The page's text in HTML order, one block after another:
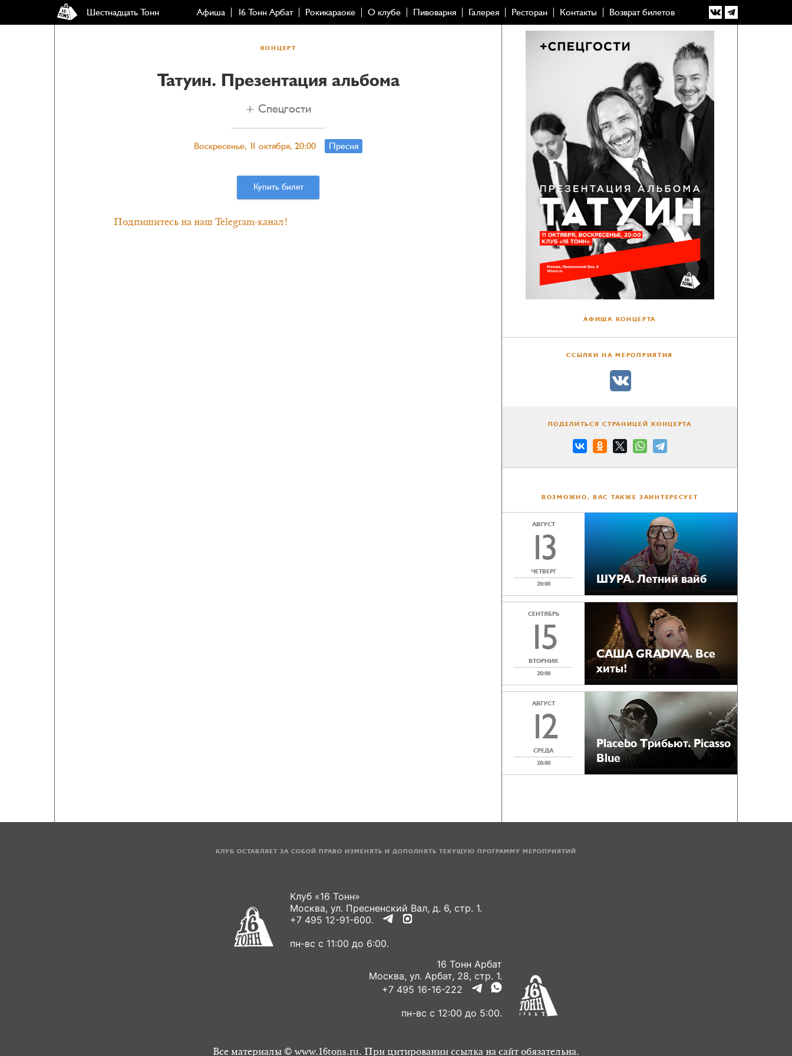
Шестнадцать Тонн Афиша 16 Тонн Арбат Рокикараоке О клубе Пивоварня Галерея Ресторан Контакты Возврат билетов
КОНЦЕРТ
Татуин. Презентация альбома
+ Спецгости
Воскресенье, 11 октября, 20:00 Пресня
Купить билет
Подпишитесь на наш Telegram-канал!
АФИША КОНЦЕРТА
ССЫЛКИ НА МЕРОПРИЯТИЯ
ПОДЕЛИТЬСЯ СТРАНИЦЕЙ КОНЦЕРТА
ВОЗМОЖНО, ВАС ТАКЖЕ ЗАИНТЕРЕСУЕТ
АВГУСТ
13
ЧЕТВЕРГ
20:00
ШУРА. Летний вайб
СЕНТЯБРЬ
15
ВТОРНИК
20:00
САША GRADIVA. Все
хиты!
АВГУСТ
12
СРЕДА
20:00
Placebo Tрибьют. Picasso
Blue
КЛУБ ОСТАВЛЯЕТ ЗА СОБОЙ ПРАВО ИЗМЕНЯТЬ И ДОПОЛНЯТЬ ТЕКУЩУЮ ПРОГРАММУ МЕРОПРИЯТИЙ
Клуб «16 Тонн»
Москва, ул. Пресненский Вал, д. 6, стр. 1.
+7 495 12-91-600.
пн-вс с 11:00 до 6:00.
16 Тонн Арбат
Москва, ул. Арбат, 28, стр. 1.
+7 495 16-16-222
пн-вс с 12:00 до 5:00.
Все материалы © www.16tons.ru. При цитировании ссылка на сайт обязательна.